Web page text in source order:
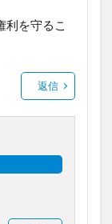
利を守るこ
返信